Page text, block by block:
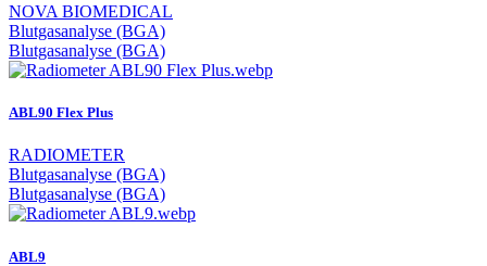
NOVA BIOMEDICAL
Blutgasanalyse (BGA)
Blutgasanalyse (BGA)
ABL90 Flex Plus
RADIOMETER
Blutgasanalyse (BGA)
Blutgasanalyse (BGA)
ABL9